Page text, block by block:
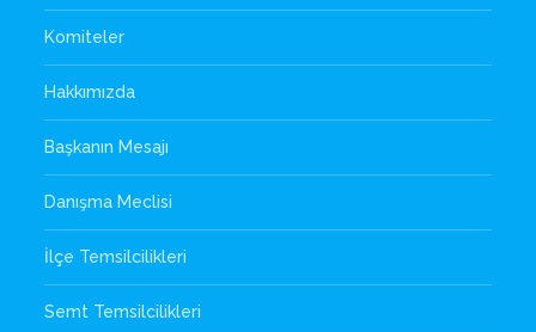
Komiteler
Hakkımızda
Başkanın Mesajı
Danışma Meclisi
İlçe Temsilcilikleri
Semt Temsilcilikleri